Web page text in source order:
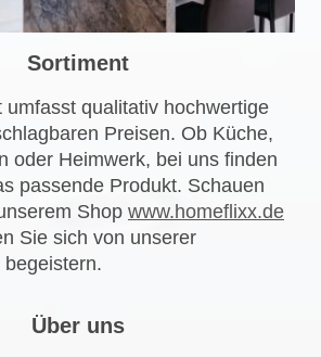
Sortiment
umfasst qualitativ hochwertige
Preisen. Ob Küche,
oder Heimwerk, bei uns finden
passende Produkt. Schauen
Shop www.homeflixx.de
Sie sich von unserer
Über uns